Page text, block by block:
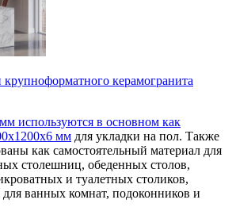
крупноформатного керамогранита
используются в основном как
мм для укладки на пол. Также
как самостоятельный материал для
столешниц, обеденных столов,
и туалетных столиков,
ванных комнат, подоконников и